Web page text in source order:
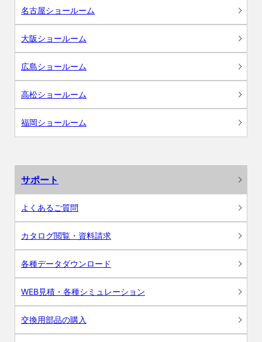
名古屋ショールーム
大阪ショールーム
広島ショールーム
高松ショールーム
福岡ショールーム
サポート
よくあるご質問
カタログ閲覧・資料請求
各種データダウンロード
WEB見積・各種シミュレーション
交換用部品の購入